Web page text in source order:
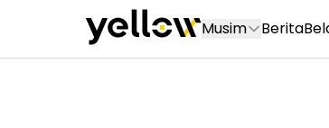
Musim Berita